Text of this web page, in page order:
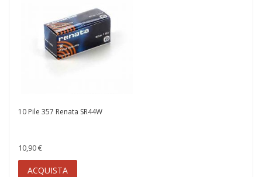
10 Pile 357 Renata SR44W
10,90 €
ACQUISTA